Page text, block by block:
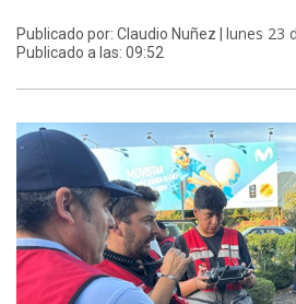
Publicado por: Claudio Nuñez | lunes 23
Publicado a las: 09:52